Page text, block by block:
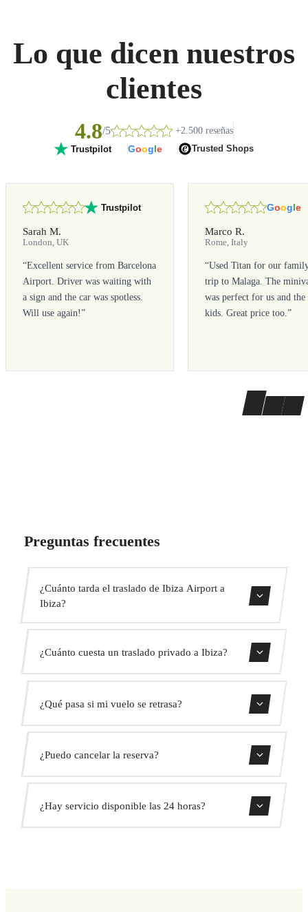
Lo que dicen nuestros
clientes
4.8/5 +2.500 reseñas
Trustpilot Google Trusted Shops
Trustpilot
Sarah M.
London, UK
“Excellent service from Barcelona
Airport. Driver was waiting with
a sign and the car was spotless.
Will use again!”
Google
Marco R.
Rome, Italy
“Used Titan for our
trip to Malaga. The
was perfect for us and the
kids. Great price too.”
Preguntas frecuentes
¿Cuánto tarda el traslado de Ibiza Airport a
Ibiza?
¿Cuánto cuesta un traslado privado a Ibiza?
Usa nuestro formulario de reserva para obtener un precio
fijo al instante. Sin cargos ocultos.
¿Qué pasa si mi vuelo se retrasa?
conductor ajustará automáticamente la hora de recogida
sin coste adicional.
¿Puedo cancelar la reserva?
recogida.
¿Hay servicio disponible las 24 horas?